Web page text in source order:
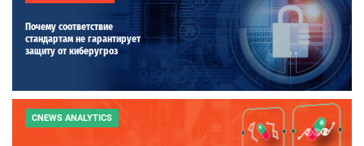
Почему соответствие
стандартам не гарантирует
защиту от киберугроз
CNEWS ANALYTICS